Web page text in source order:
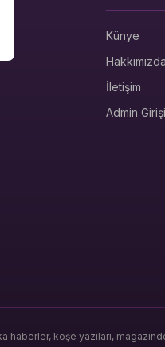
Künye
Hakkımızda
İletişim
Admin Girişi
haberler, köşe yazıları,